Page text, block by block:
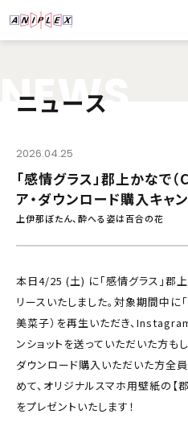
NEWS
ニュース
2026.04.25
「感情グラス」郡上かなで
ア・ダウンロード購入キャ
上伊那ぼたん、酔へる姿は百合の花
本日4/25 (土) に「感情グラス」郡
リースいたしました。対象期間中に
美菜子）を再生いただき、
ンショットを送っていただいた方
ダウンロード購入いただいた方全
めて、オリジナルスマホ用壁紙の【
をプレゼントいたします！